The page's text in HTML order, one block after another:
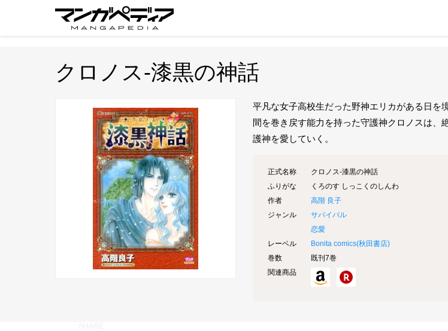
クロノス-漆黒の神話
平凡な女子高校生だった野神エリカがある日を
間を巻き戻す能力を持った守護神クロノスは、
護神を愛していく。
正式名称
クロノス-漆黒の神話
ふりがな
くろのす しっこくのしんわ
作者
高階 良子
ジャンル
サバイバル
恋愛
レーベル
Bonita comics(秋田書店)
巻数
既刊7巻
関連商品